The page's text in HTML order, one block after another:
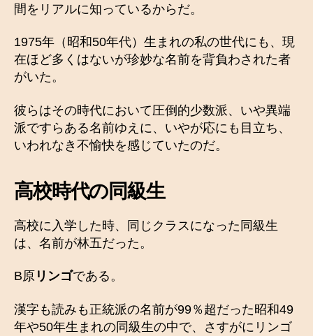
間をリアルに知っているからだ。
1975年（昭和50年代）生まれの私の世代にも、現
在ほど多くはないが珍妙な名前を背負わされた者
がいた。
彼らはその時代において圧倒的少数派、いや異端
派ですらある名前ゆえに、いやが応にも目立ち、
いわれなき不愉快を感じていたのだ。
高校時代の同級生
高校に入学した時、同じクラスになった同級生
は、名前が林五だった。
B原 リンゴである。
漢字も読みも正統派の名前が99％超だった昭和49
年や50年生まれの同級生の中で、さすがにリンゴ